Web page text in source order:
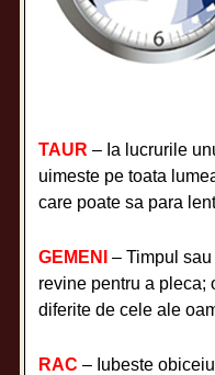
TAUR – Ia lucrurile
uimeste pe toata
care poate sa para
GEMENI
– Timpul
revine pentru a pleca;
diferite de cele ale
RAC – Iubeste